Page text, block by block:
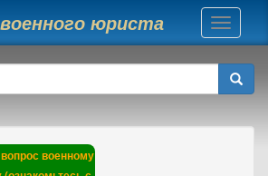
юриста
Toggle
военному